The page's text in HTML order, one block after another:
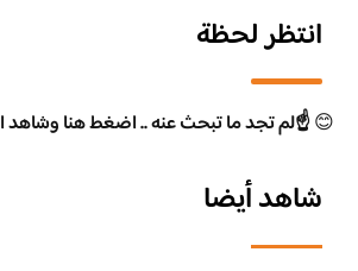
انتظر لحظة
😊☝️لم تجد ما تبحث عنه .. اضغط هنا وشاهد
شاهد أيضا